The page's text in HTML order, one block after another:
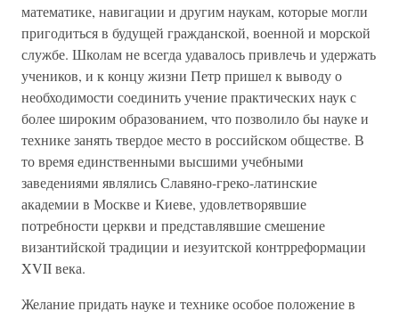
математике, навигации и другим наукам, которые могли
пригодиться в будущей гражданской, военной и морской
службе. Школам не всегда удавалось привлечь и удержать
учеников, и к концу жизни Петр пришел к выводу о
необходимости соединить учение практических наук с
более широким образованием, что позволило бы науке и
технике занять твердое место в российском обществе. В
то время единственными высшими учебными
заведениями являлись Славяно-греко-латинские
академии в Москве и Киеве, удовлетворявшие
потребности церкви и представлявшие смешение
византийской традиции и иезуитской контрреформации
XVII века.
Желание придать науке и технике особое положение в